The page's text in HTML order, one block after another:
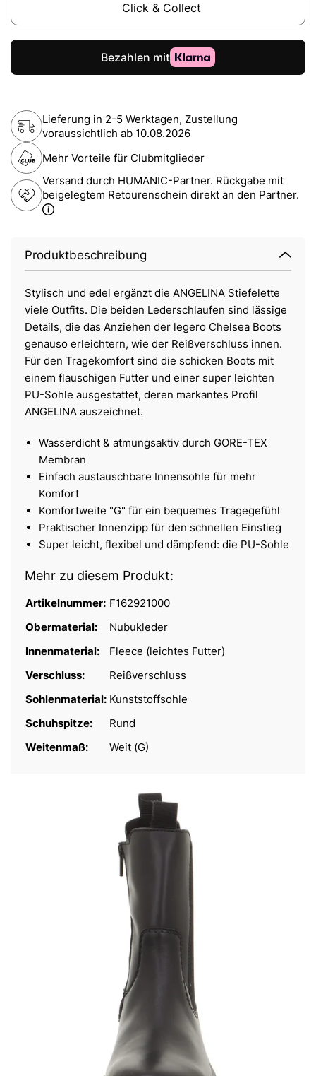
Click & Collect
Lieferung in 2-5 Werktagen, Zustellung
voraussichtlich ab 10.08.2026
Mehr Vorteile für Clubmitglieder
Versand durch HUMANIC-Partner. Rückgabe mit
beigelegtem Retourenschein direkt an den Partner.
Produktbeschreibung
Stylisch und edel ergänzt die ANGELINA Stiefelette
viele Outfits. Die beiden Lederschlaufen sind lässige
Details, die das Anziehen der legero Chelsea Boots
genauso erleichtern, wie der Reißverschluss innen.
Für den Tragekomfort sind die schicken Boots mit
einem flauschigen Futter und einer super leichten
PU-Sohle ausgestattet, deren markantes Profil
ANGELINA auszeichnet.
Wasserdicht & atmungsaktiv durch GORE-TEX
Membran
Einfach austauschbare Innensohle für mehr
Komfort
Komfortweite "G" für ein bequemes Tragegefühl
Praktischer Innenzipp für den schnellen Einstieg
Super leicht, flexibel und dämpfend: die PU-Sohle
Mehr zu diesem Produkt:
Artikelnummer: F162921000
Obermaterial:
Nubukleder
Innenmaterial:
Fleece (leichtes Futter)
Verschluss:
Reißverschluss
Sohlenmaterial: Kunststoffsohle
Schuhspitze:
Rund
Weitenmaß:
Weit (G)